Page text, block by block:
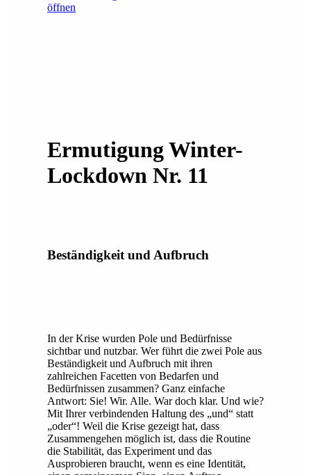
öffnen
Ermutigung Winter-
Lockdown Nr. 11
Beständigkeit und Aufbruch
In der Krise wurden Pole und Bedürfnisse
sichtbar und nutzbar. Wer führt die zwei Pole aus
Beständigkeit und Aufbruch mit ihren
zahlreichen Facetten von Bedarfen und
Bedürfnissen zusammen? Ganz einfache
Antwort: Sie! Wir. Alle. War doch klar. Und wie?
Mit Ihrer verbindenden Haltung des „und“ statt
„oder“! Weil die Krise gezeigt hat, dass
Zusammengehen möglich ist, dass die Routine
die Stabilität, das Experiment und das
Ausprobieren braucht, wenn es eine Identität,